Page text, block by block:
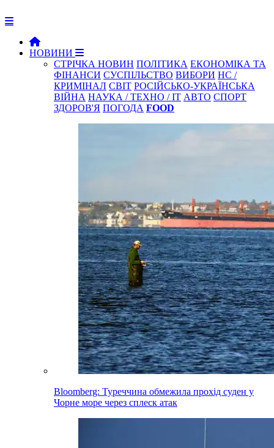
НОВИНИ
СТРІЧКА НОВИН ПОЛІТИКА ЕКОНОМІКА ТА
ФІНАНСИ СУСПІЛЬСТВО ВИБОРИ НС /
КРИМІНАЛ СВІТ РОСІЙСЬКО-УКРАЇНСЬКА
ВІЙНА НАУКА / ТЕХНО / IT АВТО СПОРТ
ЗДОРОВ'Я ПОГОДА FOOD
Bloomberg: Туреччина обмежила прохід суден у
Чорне море через сплеск атак